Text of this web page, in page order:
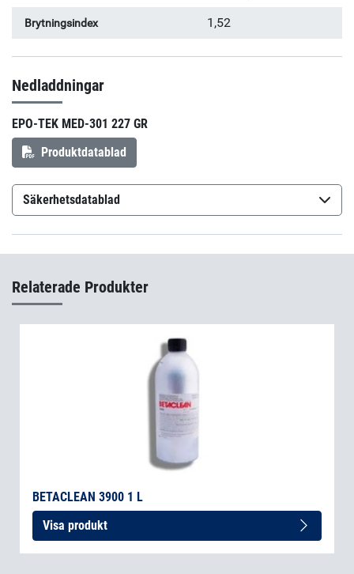
Brytningsindex 1,52
Nedladdningar
EPO-TEK MED-301 227 GR
Produktdatablad
Säkerhetsdatablad
Epo-Tek MED-301 Part A (sv-SE)
Epo-Tek MED-301 Part A
Relaterade Produkter
BETACLEAN 3900 1 L
Visa produkt